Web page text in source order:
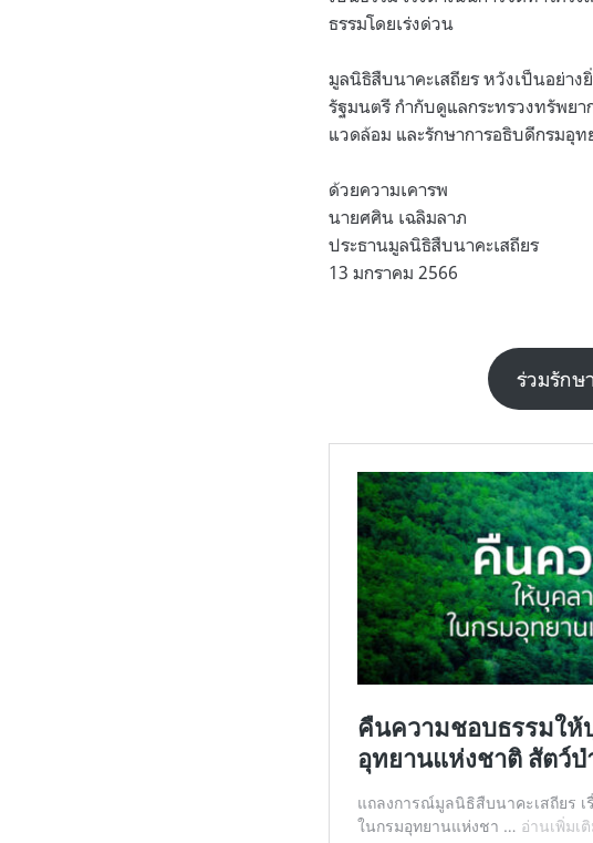
ธรรมโดยเร่งด่วน
มูลนิธิสืบนาคะเสถียร หวังเป็นอย่าง
รัฐมนตรี กำกับดูแลกระทรวงทรัพยา
แวดล้อม และรักษาการอธิบดีกรมอุ
ด้วยความเคารพ
นายศศิน เฉลิมลาภ
ประธานมูลนิธิ​สืบ​นา​คะ​เสถียร​
13 มกราคม 2566
ร่วมรักษ